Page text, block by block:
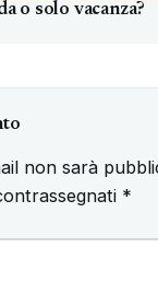
o solo vacanza?
non sarà
*